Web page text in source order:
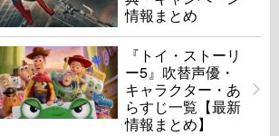
情報まとめ
『トイ・ストーリ
ー5』吹替声優・
キャラクター・あ
らすじ一覧【最新
情報まとめ】